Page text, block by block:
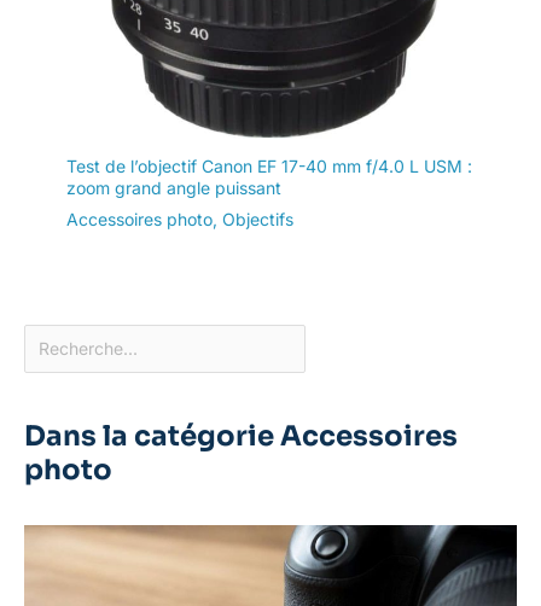
Test de l’objectif Canon EF 17-40 mm f/4.0 L USM :
zoom grand angle puissant
Accessoires photo, Objectifs
Dans la catégorie Accessoires
photo